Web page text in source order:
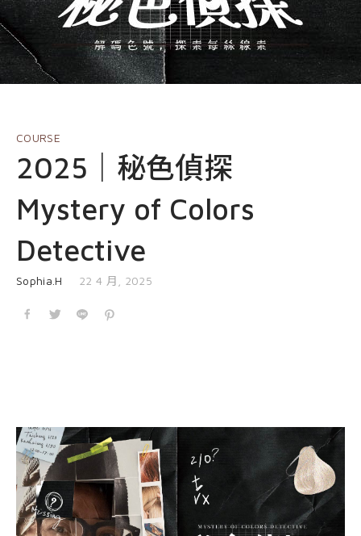
COURSE
Shop
Products
Contact Us
COURSE
2025｜秘色偵探
Mystery of Colors
Detective
Sophia.H 發表於
22 4 月, 2025